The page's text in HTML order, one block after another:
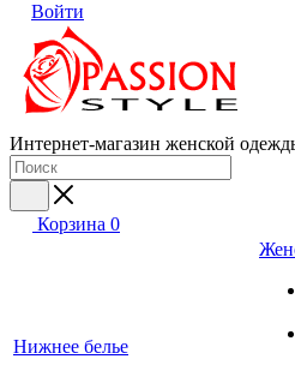
Войти
Интернет-магазин женской
Корзина 0
Нижнее белье